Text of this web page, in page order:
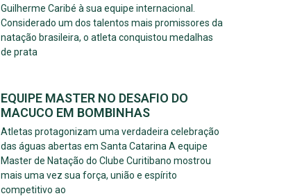
Guilherme Caribé à sua equipe internacional.
Considerado um dos talentos mais promissores da
natação brasileira, o atleta conquistou medalhas
de prata
EQUIPE MASTER NO DESAFIO DO
MACUCO EM BOMBINHAS
Atletas protagonizam uma verdadeira celebração
das águas abertas em Santa Catarina A equipe
Master de Natação do Clube Curitibano mostrou
mais uma vez sua força, união e espírito
competitivo ao